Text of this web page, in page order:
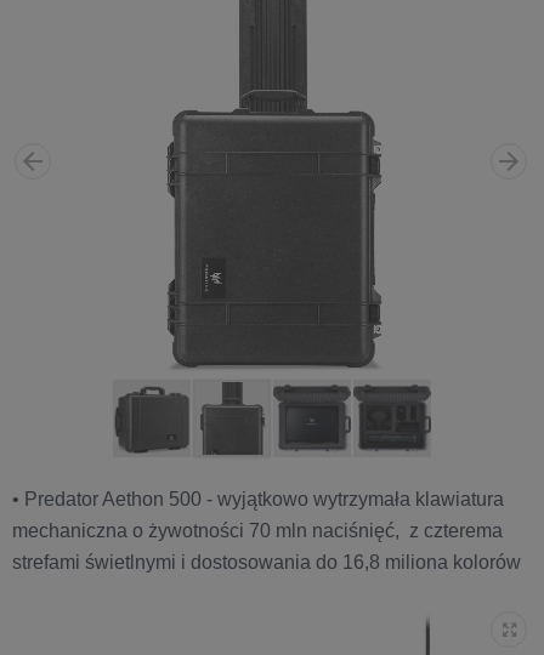
• Predator Aethon 500 - wyjątkowo wytrzymała klawiatura
mechaniczna o żywotności 70 mln naciśnięć, z czterema
strefami świetlnymi i dostosowania do 16,8 miliona kolorów